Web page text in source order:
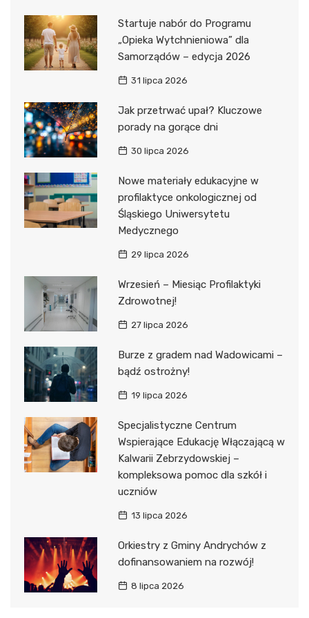
Startuje nabór do Programu
„Opieka Wytchnieniowa” dla
Samorządów – edycja 2026
31 lipca 2026
Jak przetrwać upał? Kluczowe
porady na gorące dni
30 lipca 2026
Nowe materiały edukacyjne w
profilaktyce onkologicznej od
Śląskiego Uniwersytetu
Medycznego
29 lipca 2026
Wrzesień – Miesiąc Profilaktyki
Zdrowotnej!
27 lipca 2026
Burze z gradem nad Wadowicami –
bądź ostrożny!
19 lipca 2026
Specjalistyczne Centrum
Wspierające Edukację Włączającą w
Kalwarii Zebrzydowskiej –
kompleksowa pomoc dla szkół i
uczniów
13 lipca 2026
Orkiestry z Gminy Andrychów z
dofinansowaniem na rozwój!
8 lipca 2026